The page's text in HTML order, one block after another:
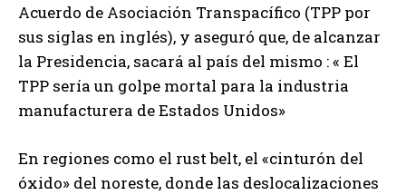
Acuerdo de Asociación Transpacífico (TPP por
sus siglas en inglés), y aseguró que, de alcanzar
la Presidencia, sacará al país del mismo : « El
TPP sería un golpe mortal para la industria
manufacturera de Estados Unidos»
En regiones como el rust belt, el «cinturón del
óxido» del noreste, donde las deslocalizaciones